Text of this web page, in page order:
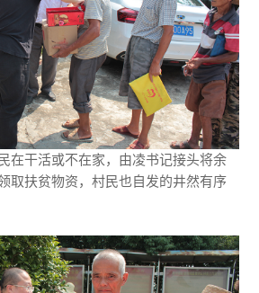
在干活或不在家，由凌书记接头将余
取扶贫物资，村民也自发的井然有序